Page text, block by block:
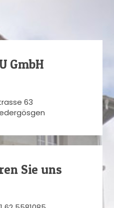
GmbH
63
Sie uns